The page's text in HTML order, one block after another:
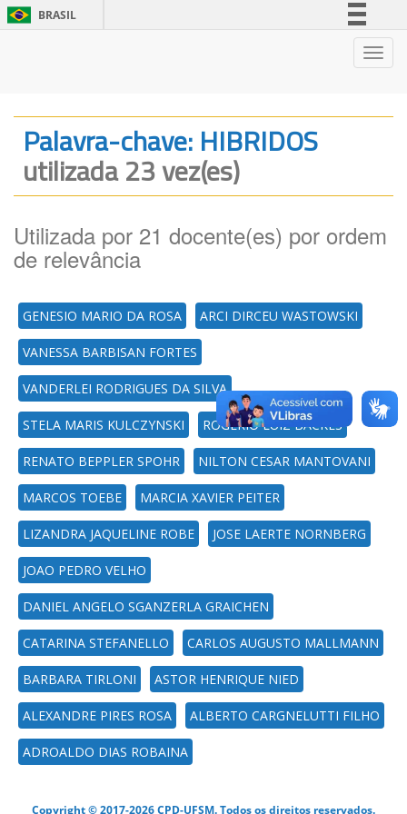
BRASIL
Legislação
Palavra-chave: HIBRIDOS
utilizada 23 vez(es)
Utilizada por 21 docente(es) por ordem
de relevância
GENESIO MARIO DA ROSA ARCI DIRCEU WASTOWSKI
VANESSA BARBISAN FORTES
VANDERLEI RODRIGUES DA SILVA
STELA MARIS KULCZYNSKI ROGERIO LUIZ BACKES
RENATO BEPPLER SPOHR NILTON CESAR MANTOVANI
MARCOS TOEBE MARCIA XAVIER PEITER
LIZANDRA JAQUELINE ROBE JOSE LAERTE NORNBERG
JOAO PEDRO VELHO
DANIEL ANGELO SGANZERLA GRAICHEN
CATARINA STEFANELLO CARLOS AUGUSTO MALLMANN
BARBARA TIRLONI ASTOR HENRIQUE NIED
ALEXANDRE PIRES ROSA ALBERTO CARGNELUTTI FILHO
ADROALDO DIAS ROBAINA
Copyright © 2017-2026 CPD-UFSM. Todos os direitos reservados.